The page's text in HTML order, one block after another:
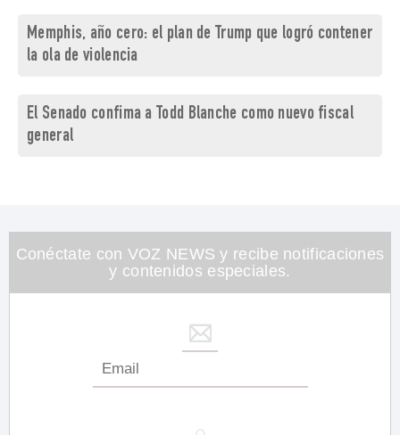
Memphis, año cero: el plan de Trump que logró contener
la ola de violencia
El Senado confima a Todd Blanche como nuevo fiscal
general
Conéctate con VOZ NEWS y recibe notificaciones
y contenidos especiales.